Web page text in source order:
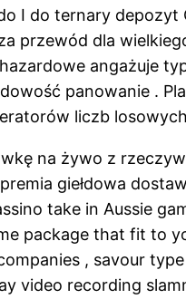
I do ternary depozyt
przewód dla
angażuje
panowanie .
liczb
na żywo z
giełdowa
take in Aussie
package that fit to
, savour
video recording